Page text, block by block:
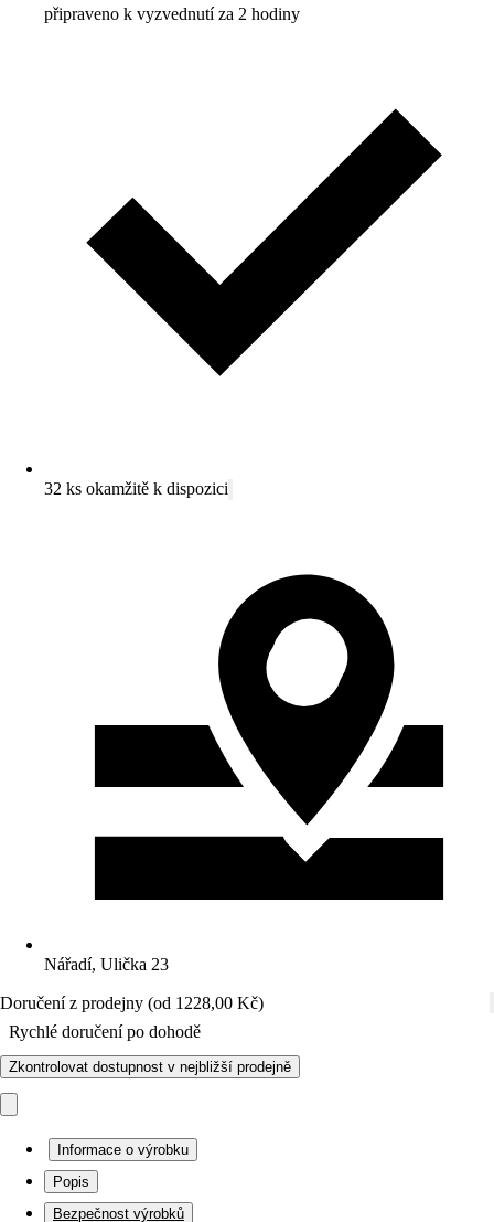
připraveno k vyzvednutí za 2 hodiny
32 ks okamžitě k dispozici
Nářadí, Ulička 23
Doručení z prodejny (od 1228,00 Kč)
Rychlé doručení po dohodě
Zkontrolovat dostupnost v nejbližší prodejně
Informace o výrobku
Popis
Bezpečnost výrobků